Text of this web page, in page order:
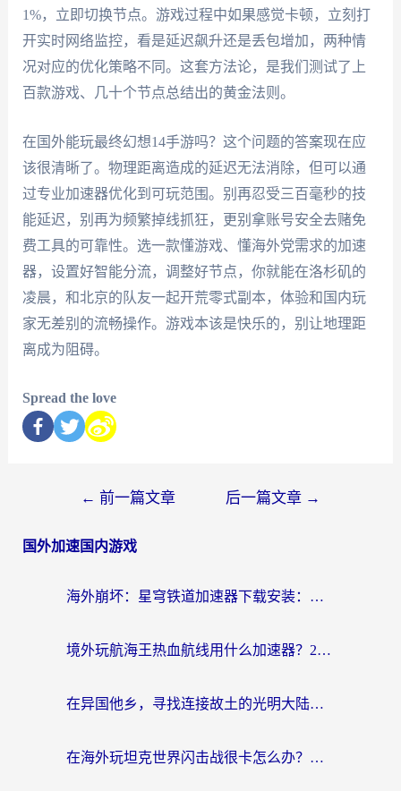
1%，立即切换节点。游戏过程中如果感觉卡顿，立刻打
开实时网络监控，看是延迟飙升还是丢包增加，两种情
况对应的优化策略不同。这套方法论，是我们测试了上
百款游戏、几十个节点总结出的黄金法则。
在国外能玩最终幻想14手游吗？这个问题的答案现在应
该很清晰了。物理距离造成的延迟无法消除，但可以通
过专业加速器优化到可玩范围。别再忍受三百毫秒的技
能延迟，别再为频繁掉线抓狂，更别拿账号安全去赌免
费工具的可靠性。选一款懂游戏、懂海外党需求的加速
器，设置好智能分流，调整好节点，你就能在洛杉矶的
凌晨，和北京的队友一起开荒零式副本，体验和国内玩
家无差别的流畅操作。游戏本该是快乐的，别让地理距
离成为阻碍。
Spread the love
← 前一篇文章 后一篇文章 →
国外加速国内游戏
海外崩坏：星穹铁道加速器下载安装：一份给游子的终极网络指南
境外玩航海王热血航线用什么加速器？2026海外玩家实测最优方案（附欧洲问道堡垒前线加速技巧）
在异国他乡，寻找连接故土的光明大陆免费加速器
在海外玩坦克世界闪击战很卡怎么办？老玩家亲测有效的加速器选择指南